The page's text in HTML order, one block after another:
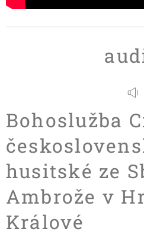
Bohoslužba
husitské ze
Ambrože v
Králové